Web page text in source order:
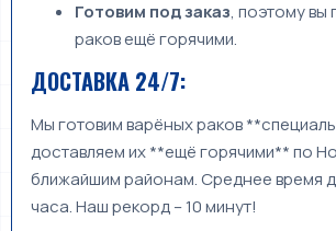
Готовим под заказ, поэтому вы
раков ещё горячими.
ДОСТАВКА 24/7:
Мы готовим варёных раков
доставляем их **ещё горячими** по
ближайшим районам. Среднее время
часа. Наш рекорд – 10 минут!